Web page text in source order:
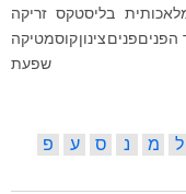
בליסטקס זריקה
הפניםפניםצינוןקוסמטיקה
שפעת
ל מ נ ס ע
פ